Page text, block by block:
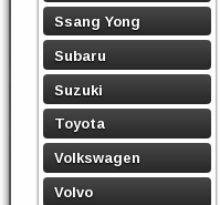
Ssang Yong
Subaru
Suzuki
Toyota
Volkswagen
Volvo